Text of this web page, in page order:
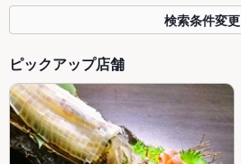
検索条件変更
ピックアップ店舗